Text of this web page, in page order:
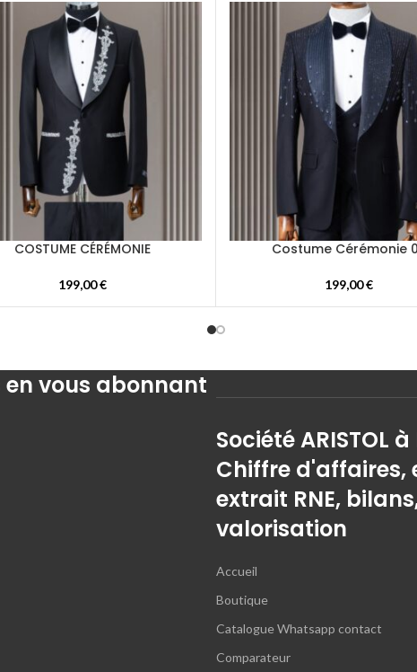
COSTUME CÉRÉMONIE
199,00€
Costume Cérémonie
199,00€
en vous abonnant
Société ARISTOL
Chiffre d'affaires,
extrait RNE,
valorisation
Accueil
Boutique
Catalogue Whatsapp contact
Comparateur